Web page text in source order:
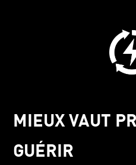
MIEUX VAUT
GUÉRIR